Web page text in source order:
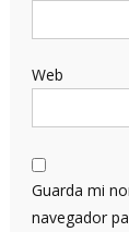
Web
Guarda mi
navegador